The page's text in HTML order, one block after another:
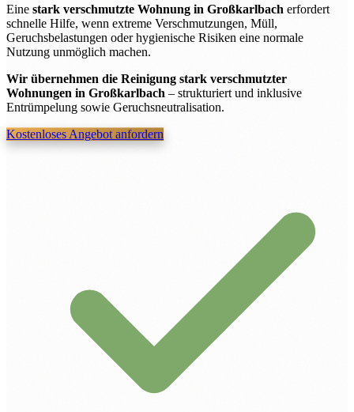
Eine stark verschmutzte Wohnung in Großkarlbach erfordert
schnelle Hilfe, wenn extreme Verschmutzungen, Müll,
Geruchsbelastungen oder hygienische Risiken eine normale
Nutzung unmöglich machen.
Wir übernehmen die Reinigung stark verschmutzter
Wohnungen in Großkarlbach– strukturiert und inklusive
Entrümpelung sowie Geruchsneutralisation.
Kostenloses Angebot anfordern